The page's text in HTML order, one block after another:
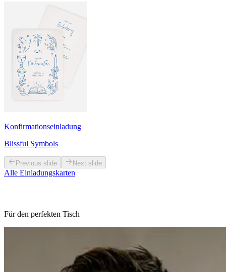
Konfirmationseinladung
Blissful Symbols
Previous slide Next slide
Alle Einladungskarten
Für den perfekten Tisch